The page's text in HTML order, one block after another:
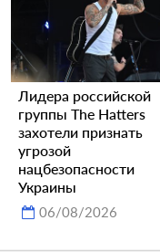
Лидера российской
группы The Hatters
захотели признать
угрозой
нацбезопасности
Украины
06/08/2026